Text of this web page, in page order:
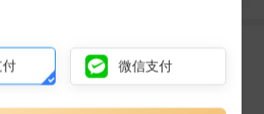
有
李 合作1次
四川永拓新建筑劳务有
微信支付